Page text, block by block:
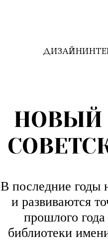
ДИЗАЙН
НОВЫЙ
В последние годы
и развиваются
прошлого
библиотеки